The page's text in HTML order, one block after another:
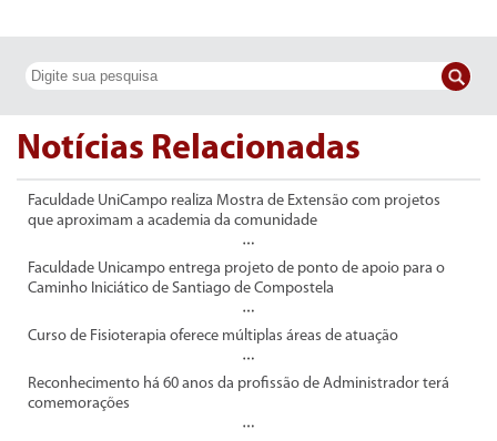
Notícias Relacionadas
Faculdade UniCampo realiza Mostra de Extensão com projetos
que aproximam a academia da comunidade
Faculdade Unicampo entrega projeto de ponto de apoio para o
Caminho Iniciático de Santiago de Compostela
Curso de Fisioterapia oferece múltiplas áreas de atuação
Reconhecimento há 60 anos da profissão de Administrador terá
comemorações